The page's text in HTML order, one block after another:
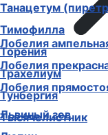
Лобелия
Лобелия
Лобелия
Львиный зев
Танацетум
Тимофилла
Торения
Трахелиум
Тунбергия
Тысячелистник